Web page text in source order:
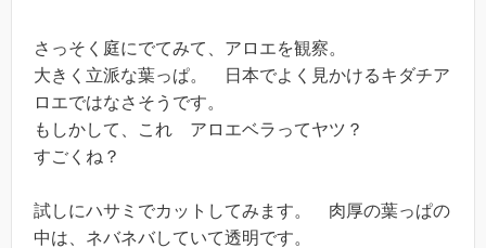
さっそく庭にでてみて、アロエを観察。
大きく立派な葉っぱ。 日本でよく見かけるキダチア
ロエではなさそうです。
もしかして、これ アロエベラってヤツ？
すごくね？
試しにハサミでカットしてみます。 肉厚の葉っぱの
中は、ネバネバしていて透明です。